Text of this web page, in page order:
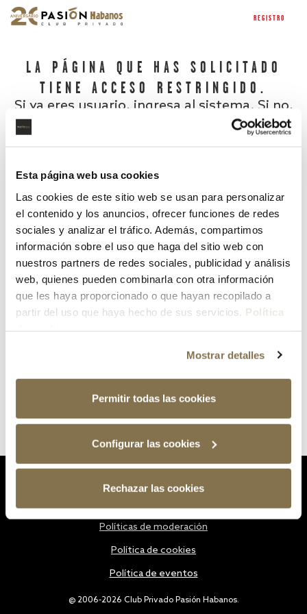
Esta página web usa cookies
Las cookies de este sitio web se usan para personalizar
el contenido y los anuncios, ofrecer funciones de redes
sociales y analizar el tráfico. Además, compartimos
información sobre el uso que haga del sitio web con
nuestros partners de redes sociales, publicidad y análisis
web, quienes pueden combinarla con otra información
que les haya proporcionado o que hayan recopilado a
partir del uso que haya hecho de sus servicios. Política
Mostrar detalles
Permitir todas las cookies
Configurar las cookies
Rechazar las cookies
REGISTRO
LA PÁGINA QUE HAS SOLICITADO
TIENE ACCESO RESTRINGIDO.
Si ya eres usuario, ingresa al sistema. Si no,
¿Has olvidado tu contraseña?
@ 2006-2026 Club Privado Pasión Habanos.
Políticas de moderación
Política de cookies
Política de eventos